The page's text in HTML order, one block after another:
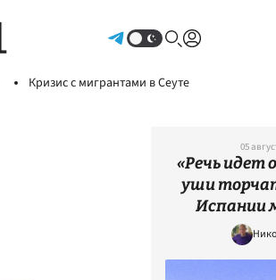
Кризис с мигрантами в Сеуте
05
«Речь идет
уши
Испании